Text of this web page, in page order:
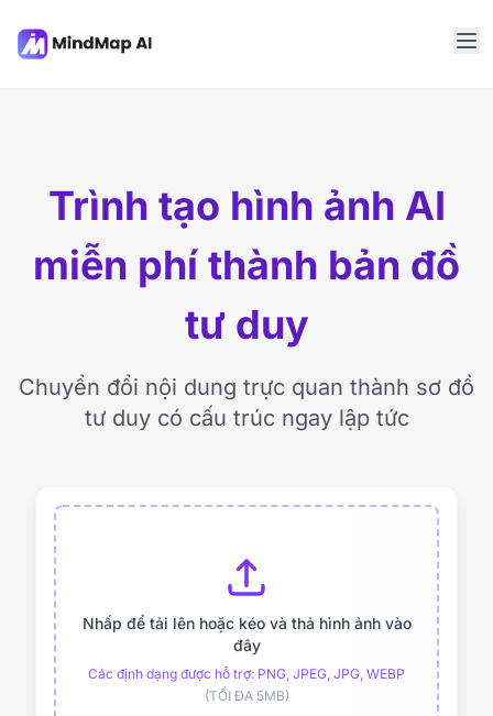
Trình tạo hình ảnh AI
miễn phí thành bản đồ
tư duy
Chuyển đổi nội dung trực quan thành sơ đồ
tư duy có cấu trúc ngay lập tức
Nhấp để tải lên hoặc kéo và thả hình ảnh vào
đây
Các định dạng được hỗ trợ: PNG, JPEG, JPG, WEBP
(TỐI ĐA 5MB)